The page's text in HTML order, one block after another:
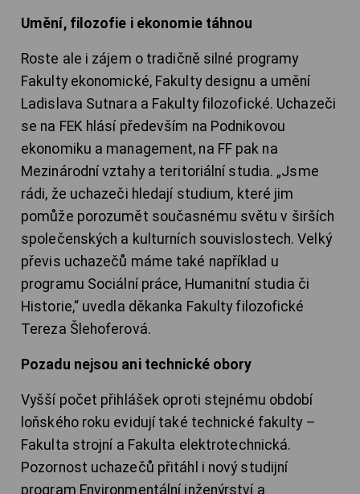
Umění, filozofie i ekonomie táhnou
Roste ale i zájem o tradičně silné programy
Fakulty ekonomické, Fakulty designu a umění
Ladislava Sutnara a Fakulty filozofické. Uchazeči
se na FEK hlásí především na Podnikovou
ekonomiku a management, na FF pak na
Mezinárodní vztahy a teritoriální studia. „Jsme
rádi, že uchazeči hledají studium, které jim
pomůže porozumět současnému světu v širších
společenských a kulturních souvislostech. Velký
převis uchazečů máme také například u
programu Sociální práce, Humanitní studia či
Historie,“ uvedla děkanka Fakulty filozofické
Tereza Šlehoferová.
Pozadu nejsou ani technické obory
Vyšší počet přihlášek oproti stejnému období
loňského roku evidují také technické fakulty –
Fakulta strojní a Fakulta elektrotechnická.
Pozornost uchazečů přitáhl i nový studijní
program Environmentální inženýrství a